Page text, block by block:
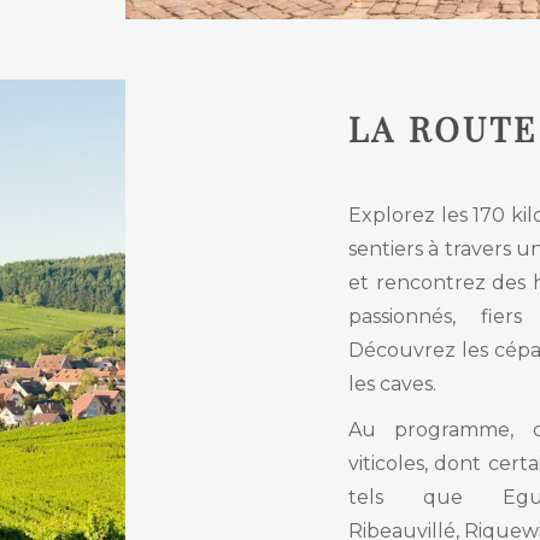
LA
Explorez les 170
sentiers à travers
et rencontrez des
passionnés,
Découvrez les
les caves.
Au programme,
viticoles, dont
tels que
Ribeauvillé,